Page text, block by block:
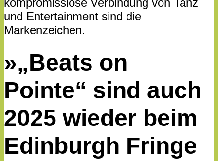
und Entertainment sind die
Markenzeichen.
»„Beats on
Pointe“ sind auch
2025 wieder beim
Edinburgh Fringe